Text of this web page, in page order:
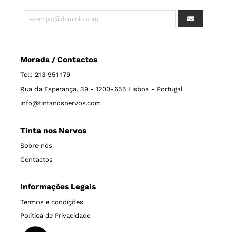
Morada / Contactos
Tel.: 213 951 179
Rua da Esperança, 39 - 1200-655 Lisboa - Portugal
info@tintanosnervos.com
Tinta nos Nervos
Sobre nós
Contactos
Informações Legais
Termos e condições
Política de Privacidade